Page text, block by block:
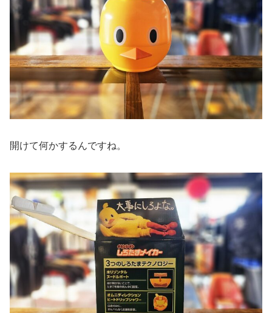
開けて何かするんですね。